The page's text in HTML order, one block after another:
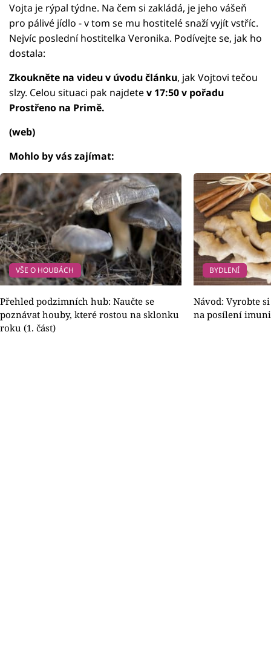
Vojta je rýpal týdne. Na čem si zakládá, je jeho vášeň
pro pálivé jídlo - v tom se mu hostitelé snaží vyjít vstříc.
Nejvíc poslední hostitelka Veronika. Podívejte se, jak ho
dostala:
Zkoukněte na videu v úvodu článku, jak Vojtovi tečou
slzy. Celou situaci pak najdetev 17:50 v pořadu
Prostřeno na Primě.
(web)
Mohlo by vás zajímat:
VŠE O HOUBÁCH
Přehled podzimních hub: Naučte se
poznávat houby, které rostou na sklonku
roku (1. část)
BYDLENÍ
Návod: Vyrobte
na posílení